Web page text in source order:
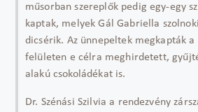
műsorban szereplők pedig egy-egy
kaptak, melyek Gál Gabriella
dicsérik. Az ünnepeltek megkapták a
felületen e célra meghirdetett,
alakú csokoládékat is.
Dr. Szénási Szilvia a rendezvény